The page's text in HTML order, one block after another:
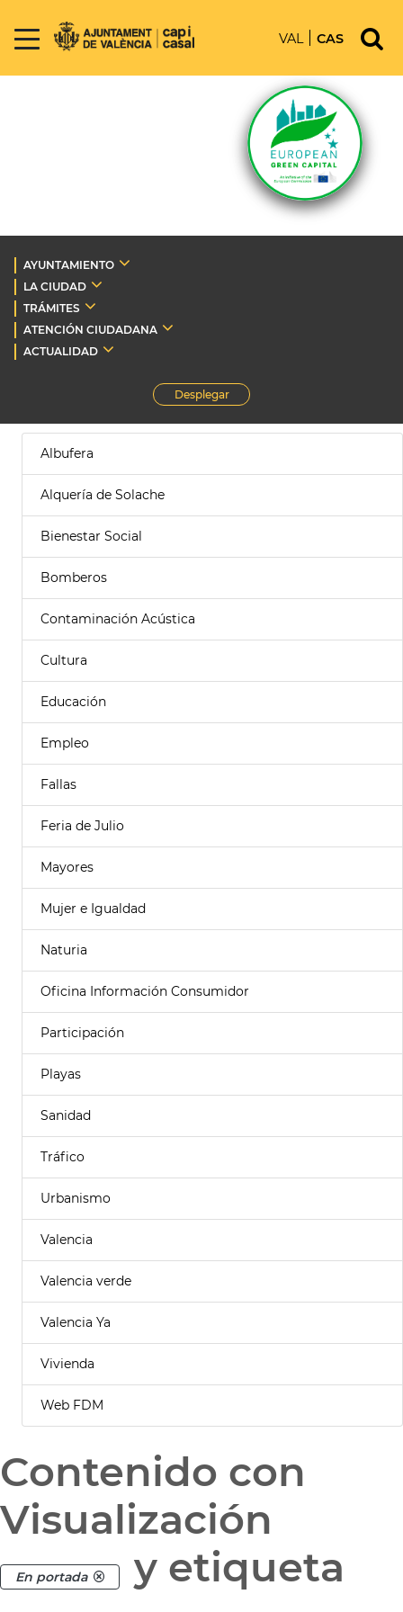
VAL CAS
AYUNTAMIENTO
LA CIUDAD
TRÁMITES
ATENCIÓN CIUDADANA
ACTUALIDAD
Desplegar
Albufera
Alquería de Solache
Bienestar Social
Bomberos
Contaminación Acústica
Cultura
Educación
Empleo
Fallas
Feria de Julio
Mayores
Mujer e Igualdad
Naturia
Oficina Información Consumidor
Participación
Playas
Sanidad
Tráfico
Urbanismo
Valencia
Valencia verde
Valencia Ya
Vivienda
Web FDM
Contenido con
Visualización
En portada
y etiqueta